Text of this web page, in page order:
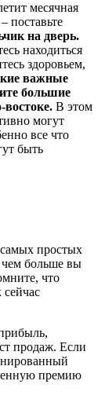
месячная
поставьте
на дверь.
находиться
здоровьем,
важные
большие
востоке. В этом
могут
все что
быть
простых
чем больше вы
что
сейчас
продаж. Если
премию